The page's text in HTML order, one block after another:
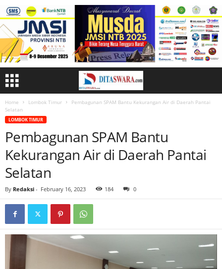
Home Lombok Timur
Pembagunan SPAM Bantu Kekurangan Air di Daerah Pantai
Selatan
LOMBOK TIMUR
Pembagunan SPAM Bantu
Kekurangan Air di Daerah Pantai
Selatan
By Redaksi - February 16, 2023 184 0